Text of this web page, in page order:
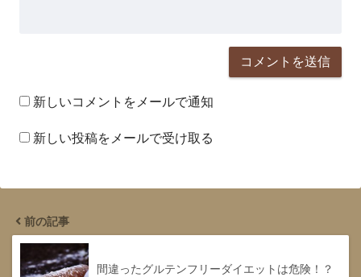
新しいコメントをメールで通知
新しい投稿をメールで受け取る
前の記事
間違ったグルテンフリーダイエットは危険！？